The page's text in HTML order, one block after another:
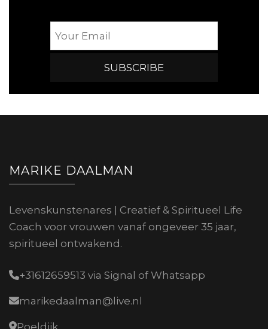
MARIKE DAALMAN
Levenskunstenares | Creatief & Spiritueel Life
Coach voor vrouwen vanaf ongeveer 35 jaar,
spiritueel ontwakend.
+31612659513 via Signal of Whatsapp
marikedaalman@live.nl